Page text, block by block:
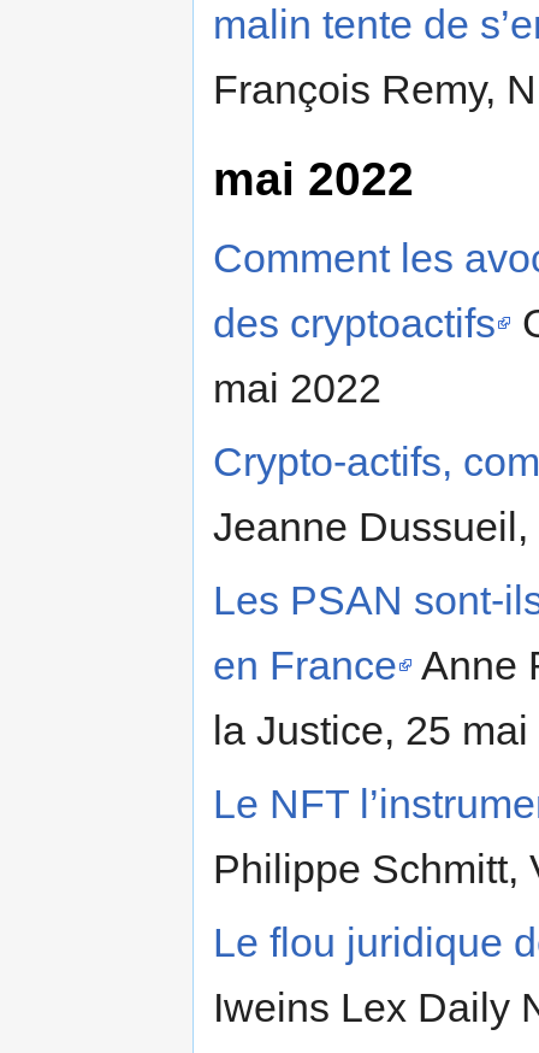
malin tente de
François Remy,
mai 2022
Comment les
des cryptoactifs
mai 2022
Crypto-actifs,
Jeanne
Les PSAN sont-
en France Anne
la Justice, 25
Le NFT
Philippe Schmitt,
Le flou juridique
Iweins Lex Daily